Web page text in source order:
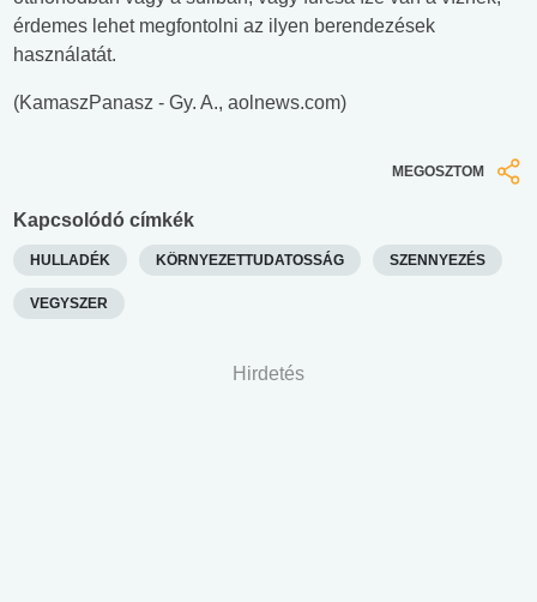
érdemes lehet megfontolni az ilyen berendezések
használatát.
(KamaszPanasz - Gy. A., aolnews.com)
MEGOSZTOM
Kapcsolódó címkék
HULLADÉK KÖRNYEZETTUDATOSSÁG SZENNYEZÉS
VEGYSZER
Hirdetés